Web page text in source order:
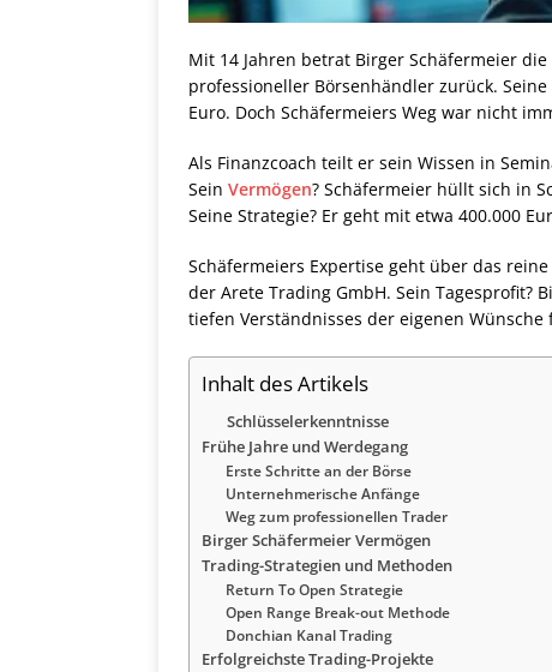
Mit 14 Jahren betrat Birger Schäfermeier
professioneller Börsenhändler zurück.
Euro. Doch Schäfermeiers Weg war nicht
Als Finanzcoach teilt er sein Wissen in
Sein Vermögen? Schäfermeier hüllt sich in
Seine Strategie? Er geht mit etwa 400.000
Schäfermeiers Expertise geht über das
der Arete Trading GmbH. Sein Tagesprofit?
tiefen Verständnisses der eigenen
Inhalt des Artikels
Schlüsselerkenntnisse
Frühe Jahre und Werdegang
Erste Schritte an der Börse
Unternehmerische Anfänge
Weg zum professionellen Trader
Birger Schäfermeier Vermögen
Trading-Strategien und Methoden
Return To Open Strategie
Open Range Break-out Methode
Donchian Kanal Trading
Erfolgreichste Trading-Projekte